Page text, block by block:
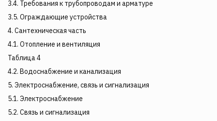
3.4. Требования к трубопроводам и арматуре
3.5. Ограждающие устройства
4. Сантехническая часть
4.1. Отопление и вентиляция
Таблица 4
4.2. Водоснабжение и канализация
5. Электроснабжение, связь и сигнализация
5.1. Электроснабжение
5.2. Связь и сигнализация